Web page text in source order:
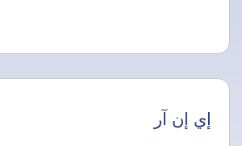
إي إن آر